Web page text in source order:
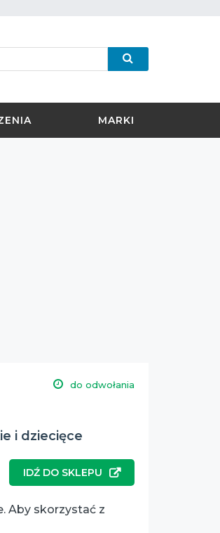
MARKI
do odwołania
i dziecięce
IDŹ DO SKLEPU
Aby skorzystać z